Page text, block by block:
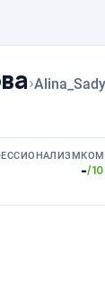
›
-/10